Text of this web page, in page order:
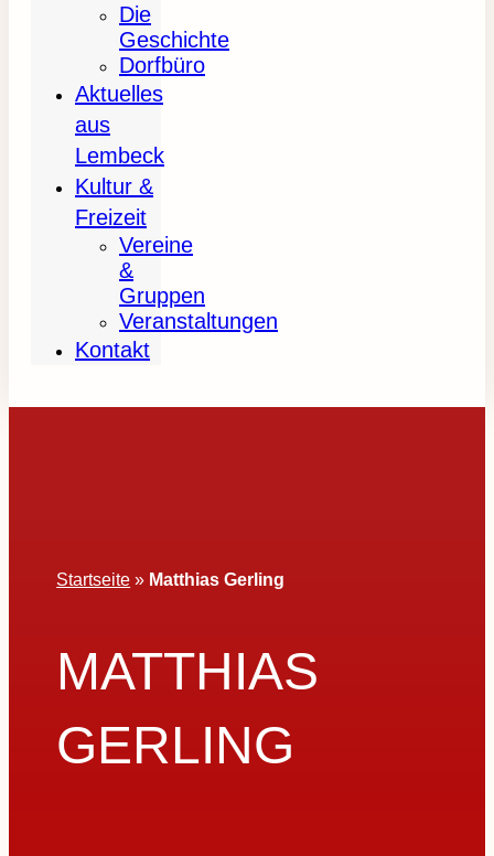
Die
Geschichte
Dorfbüro
Aktuelles
aus
Lembeck
Kultur &
Freizeit
Vereine
&
Gruppen
Veranstaltungen
Kontakt
Startseite » Matthias Gerling
MATTHIAS
GERLING